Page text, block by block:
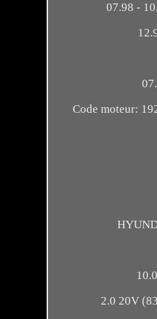
07.98 -
Code moteur:
2.0 20V